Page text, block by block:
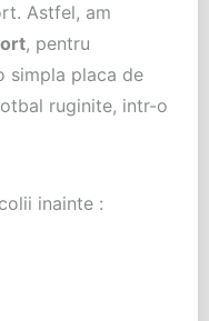
Astfel, am
, pentru
simpla placa de
ruginite, intr-o
inainte :